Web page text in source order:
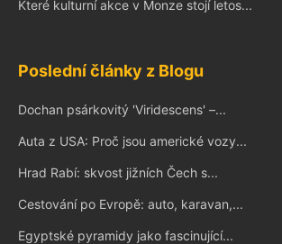
Které kulturní akce v Monze stojí letos...
Poslední články z Blogu
Dochan psárkovitý 'Viridescens' –...
Auta z USA: Proč jsou americké vozy...
Hrad Rabí: skvost jižních Čech s...
Cestování po Evropě: auto, karavan,...
Egyptské pyramidy jako fascinující...